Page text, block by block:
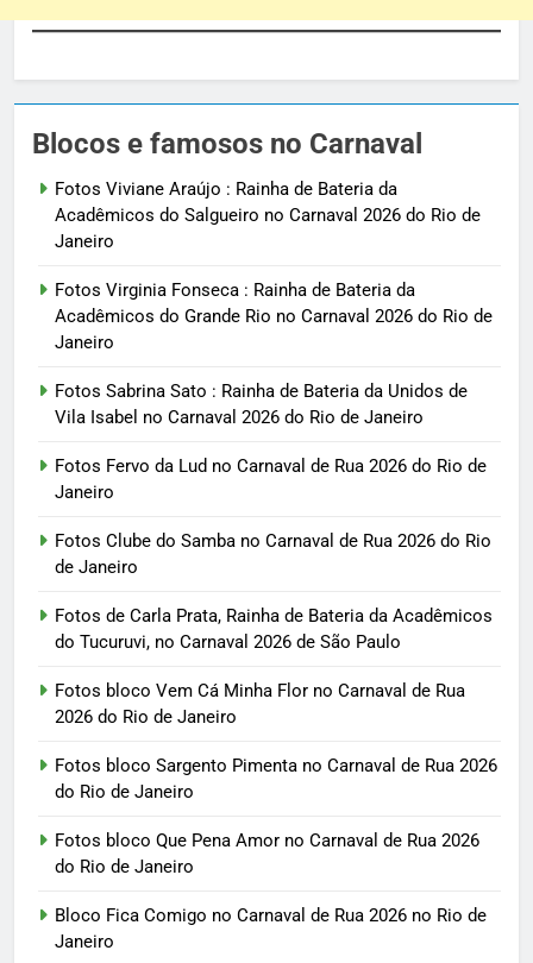
Blocos e famosos no Carnaval
Fotos Viviane Araújo : Rainha de Bateria da
Acadêmicos do Salgueiro no Carnaval 2026 do Rio de
Janeiro
Fotos Virginia Fonseca : Rainha de Bateria da
Acadêmicos do Grande Rio no Carnaval 2026 do Rio de
Janeiro
Fotos Sabrina Sato : Rainha de Bateria da Unidos de
Vila Isabel no Carnaval 2026 do Rio de Janeiro
Fotos Fervo da Lud no Carnaval de Rua 2026 do Rio de
Janeiro
Fotos Clube do Samba no Carnaval de Rua 2026 do Rio
de Janeiro
Fotos de Carla Prata, Rainha de Bateria da Acadêmicos
do Tucuruvi, no Carnaval 2026 de São Paulo
Fotos bloco Vem Cá Minha Flor no Carnaval de Rua
2026 do Rio de Janeiro
Fotos bloco Sargento Pimenta no Carnaval de Rua 2026
do Rio de Janeiro
Fotos bloco Que Pena Amor no Carnaval de Rua 2026
do Rio de Janeiro
Bloco Fica Comigo no Carnaval de Rua 2026 no Rio de
Janeiro